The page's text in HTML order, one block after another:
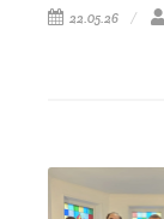
22.05.26